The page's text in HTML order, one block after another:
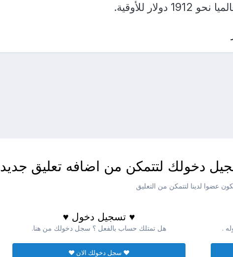
للأوقية.
دخولك لتتمكن من اضافه تعليق جديد
عضوا لدينا لتتمكن من التعليق
.
♥ تسجيل دخول ♥
هل تمتلك حساب بالفعل ؟ سجل دخولك من هنا.
♥ سجل دخولك الان ♥